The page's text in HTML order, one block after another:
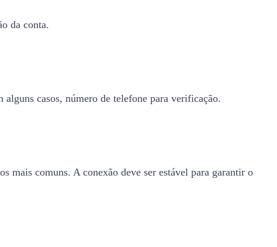
da conta.
casos, número de telefone para verificação.
mais comuns. A conexão deve ser estável para garantir o